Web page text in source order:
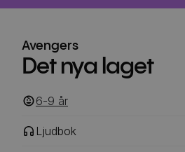
Avengers
Det nya laget
6-9 ‎‎ år
Ljudbok